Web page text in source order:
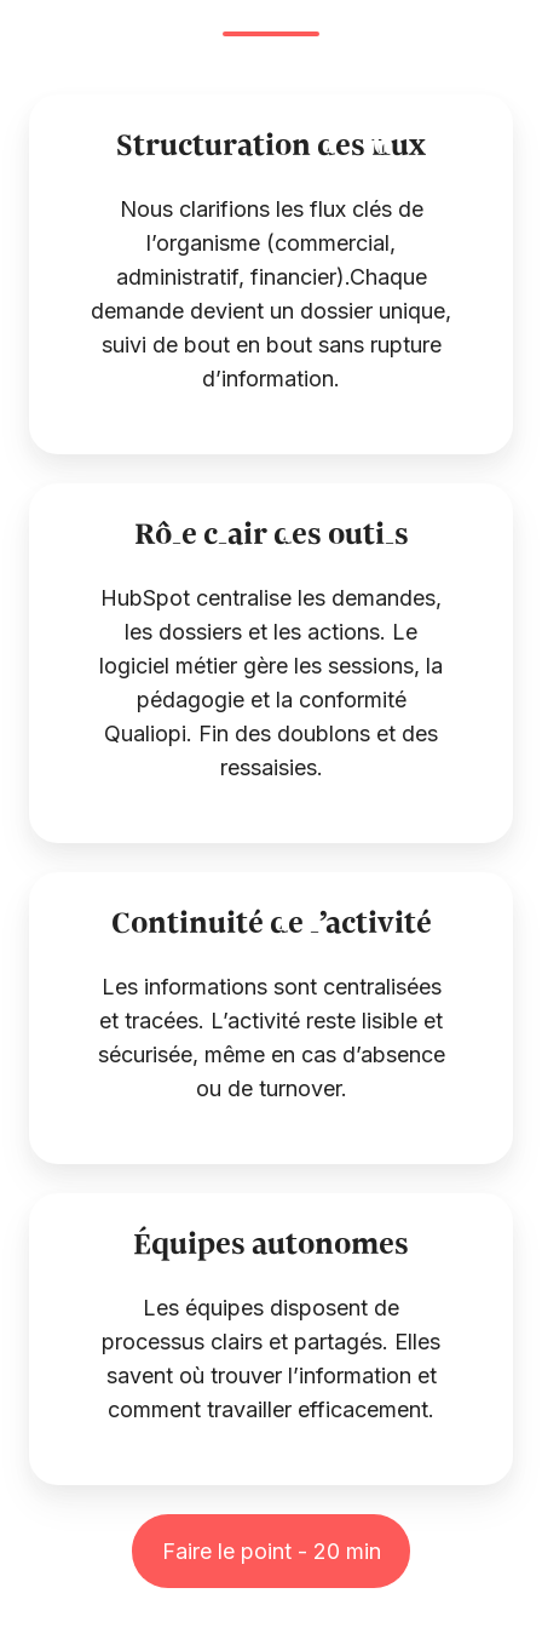
Structuration des flux
Nous clarifions les flux clés de
l’organisme (commercial,
administratif, financier).Chaque
demande devient un dossier unique,
suivi de bout en bout sans rupture
d’information.
Rôle clair des outils
HubSpot centralise les demandes,
les dossiers et les actions. Le
logiciel métier gère les sessions, la
pédagogie et la conformité
Qualiopi. Fin des doublons et des
ressaisies.
Continuité de l’activité
Les informations sont centralisées
et tracées. L’activité reste lisible et
sécurisée, même en cas d’absence
ou de turnover.
Équipes autonomes
Les équipes disposent de
processus clairs et partagés. Elles
savent où trouver l’information et
comment travailler efficacement.
Faire le point - 20 min